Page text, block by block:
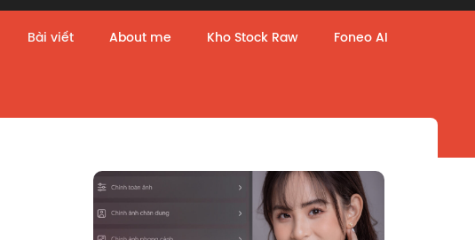
Bài viết About me Kho Stock Raw Foneo AI